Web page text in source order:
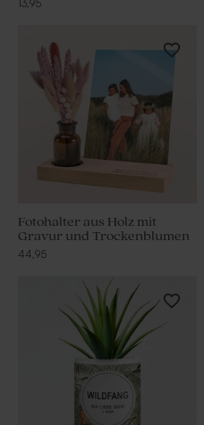
13,95
Fotohalter aus Holz mit
Gravur und Trockenblumen
44,95